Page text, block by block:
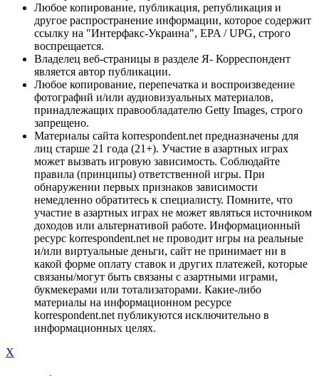
Любое копирование, публикация, републикация и
другое распространение информации, которое содержит
ссылку на "Интерфакс-Украина", EPA / UPG, строго
воспрещается.
Владелец веб-страницы в разделе Я- Корреспондент
является автор публикации.
Любое копирование, перепечатка и воспроизведение
фотографий и/или аудиовизуальных материалов,
принадлежащих правообладателю Getty Images, строго
запрещено.
Материалы сайта korrespondent.net предназначены для
лиц старше 21 года (21+). Участие в азартных играх
может вызвать игровую зависимость. Соблюдайте
правила (принципы) ответственной игры. При
обнаружении первых признаков зависимости
немедленно обратитесь к специалисту. Помните, что
участие в азартных играх не может являться источником
доходов или альтернативой работе. Информационный
ресурс korrespondent.net не проводит игры на реальные
и/или виртуальные деньги, сайт не принимает ни в
какой форме оплату ставок и других платежей, которые
связаны/могут быть связаны с азартными играми,
букмекерами или тотализаторами. Какие-либо
материалы на информационном ресурсе
korrespondent.net публикуются исключительно в
информационных целях.
X